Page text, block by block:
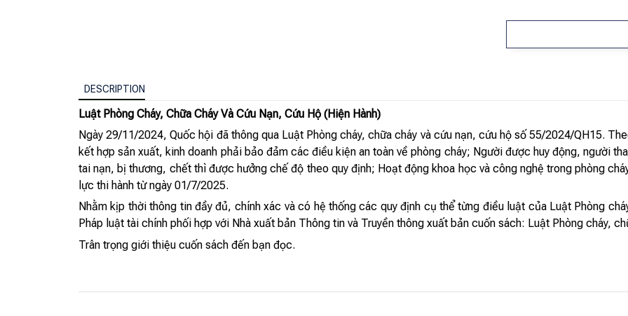
DESCRIPTION
Luật Phòng Cháy, Chữa Cháy Và Cứu Nạn, Cứu Hộ (Hiện Hành)
Ngày 29/11/2024, Quốc hội đã thông qua Luật Phòng cháy, chữa cháy và cứu nạn, cứu hộ số 55/2024/QH15.
kết hợp sản xuất, kinh doanh phải bảo đảm các điều kiện an toàn về phòng cháy; Người được huy động, người
tai nạn, bị thương, chết thì được hưởng chế độ theo quy định; Hoạt động khoa học và công nghệ trong phòng
lực thi hành từ ngày 01/7/2025.
Nhằm kịp thời thông tin đầy đủ, chính xác và có hệ thống các quy định cụ thể từng điều luật của Luật Phòng
Pháp luật tài chính phối hợp với Nhà xuất bản Thông tin và Truyền thông xuất bản cuốn sách: Luật Phòng cháy,
Trân trọng giới thiệu cuốn sách đến bạn đọc.